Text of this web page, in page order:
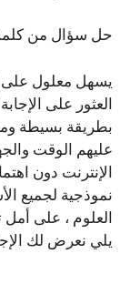
حل سؤال من
يسهل معلول على
العثور على
بطريقة بسيطة
عليهم الوقت
الإنترنت دون
نموذجية لجميع
العلوم ، على
يلي نعرض لك